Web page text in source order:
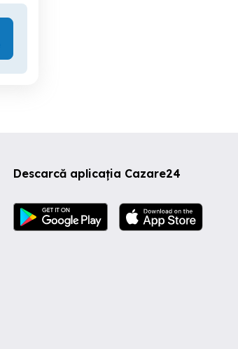
Descarcă aplicația Cazare24